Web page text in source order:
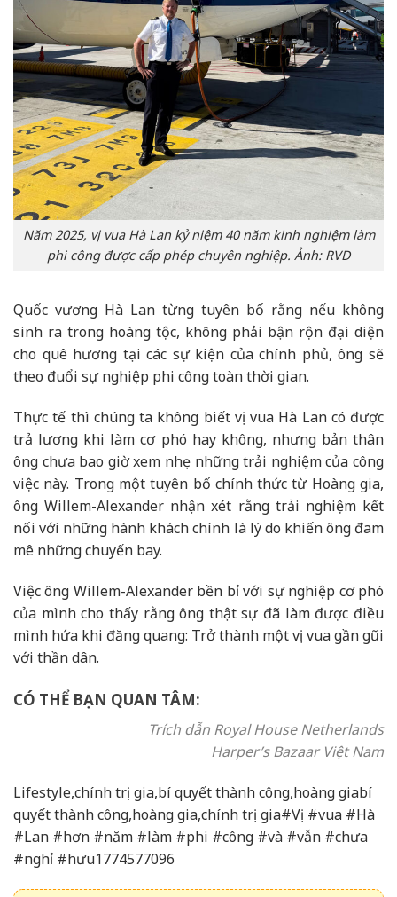
Năm 2025, vị vua Hà Lan kỷ niệm 40 năm kinh nghiệm làm
phi công được cấp phép chuyên nghiệp. Ảnh: RVD
Quốc vương Hà Lan từng tuyên bố rằng nếu không
sinh ra trong hoàng tộc, không phải bận rộn đại diện
cho quê hương tại các sự kiện của chính phủ, ông sẽ
theo đuổi sự nghiệp phi công toàn thời gian.
Thực tế thì chúng ta không biết vị vua Hà Lan có được
trả lương khi làm cơ phó hay không, nhưng bản thân
ông chưa bao giờ xem nhẹ những trải nghiệm của công
việc này. Trong một tuyên bố chính thức từ Hoàng gia,
ông Willem-Alexander nhận xét rằng trải nghiệm kết
nối với những hành khách chính là lý do khiến ông đam
mê những chuyến bay.
Việc ông Willem-Alexander bền bỉ với sự nghiệp cơ phó
của mình cho thấy rằng ông thật sự đã làm được điều
mình hứa khi đăng quang: Trở thành một vị vua gần gũi
với thần dân.
CÓ THỂ BẠN QUAN TÂM:
Trích dẫn Royal House Netherlands
Harper’s Bazaar Việt Nam
Lifestyle,chính trị gia,bí quyết thành công,hoàng giabí
quyết thành công,hoàng gia,chính trị gia#Vị #vua #Hà
#Lan #hơn #năm #làm #phi #công #và #vẫn #chưa
#nghỉ #hưu1774577096